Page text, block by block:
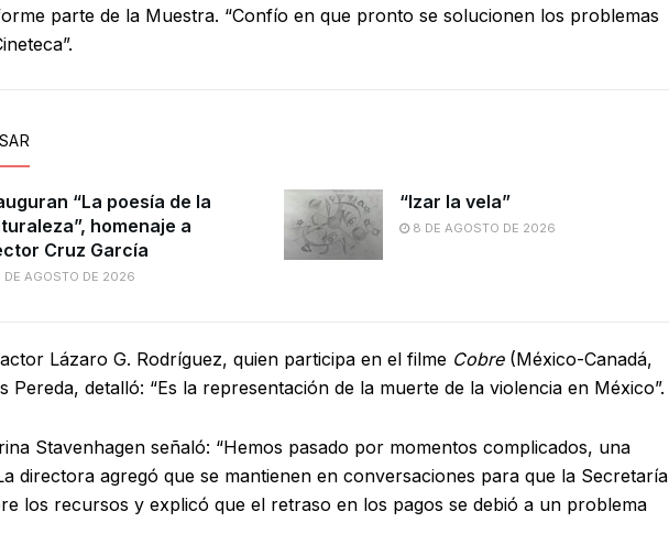
parte de la Muestra. “Confío en que pronto se solucionen los problemas
“La poesía de la
homenaje a
Cruz García
AGOSTO DE 2026
“Izar la vela”
8 DE AGOSTO DE 2026
Lázaro G. Rodríguez, quien participa en el filme Cobre(México-Canadá,
Pereda, detalló: “Es la representación de la muerte de la violencia en México”.
Stavenhagen señaló: “Hemos pasado por momentos complicados, una
directora agregó que se mantienen en conversaciones para que la Secretaría
los recursos y explicó que el retraso en los pagos se debió a un problema